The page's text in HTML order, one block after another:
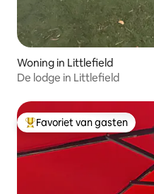
Woning in Littlefield
De lodge in Littlefield
Topfavoriet van gasten
Favoriet van gasten